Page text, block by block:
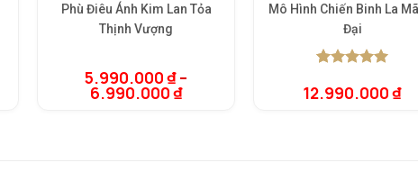
Phù Điêu Ánh Kim Lan Tỏa
Thịnh Vượng
5.990.000₫–
6.990.000₫
Mô Hình Chiến Binh La
Đại
dựa trên
12.990.000₫